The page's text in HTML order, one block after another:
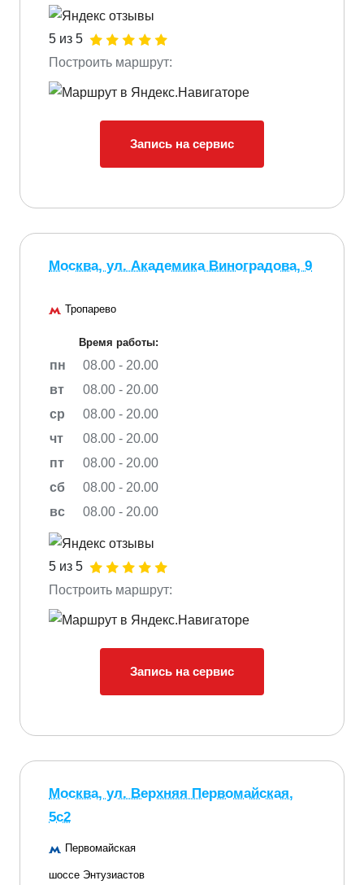
5 из 5
Построить маршрут:
Запись на сервис
Москва, ул. Академика Виноградова, 9
Тропарево
Время работы:
пн
08.00 - 20.00
вт
08.00 - 20.00
ср
08.00 - 20.00
чт
08.00 - 20.00
пт
08.00 - 20.00
сб
08.00 - 20.00
вс
08.00 - 20.00
5 из 5
Построить маршрут:
Запись на сервис
Москва, ул. Верхняя Первомайская,
5с2
Первомайская
шоссе Энтузиастов